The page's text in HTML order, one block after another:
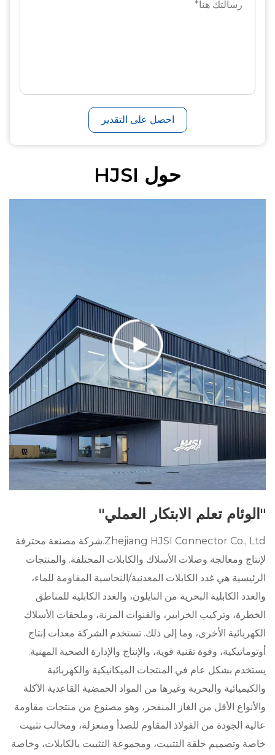
احصل على التقدير
حول HJSI
"الوئام تعلم الابتكار العملي"
Zhejiang HJSI Connector Co., Ltd.شركة مصنعة محترفة
لإنتاج ومعالجة وصلات الأسلاك والكابلات المختلفة. والمنتجات
الرئيسية هي غدد الكابلات المعدنية/النحاسية المقاومة للماء،
والغدد الكابلية البحرية من النايلون، والغدد الكابلية للمناطق
الخطرة، وتركيب الخرابير، والقنوات المرنة، وملحقات الأسلاك
الكهربائية الأخرى، وما إلى ذلك. تستخدم الشركة معدات إنتاج
أوتوماتيكية، وقوة تقنية قوية، والإنتاج والإدارة الصحية المهنية.
يستخدم بشكل عام في المنتجات الميكانيكية والكهربائية
والكيميائية والبحرية وغيرها من المواد الحمضية القاعدية الآكلة
والأنواع الأقل من الغاز المنفجر، وهو مصنوع من منتجات مقاومة
عالية الجودة من الفولاذ المقاوم للصدأ ومنعزلة، ومخالب تثبيت
خاصة وتصميم حلقة التثبيت، ومجموعة التثبيت بالكابلات، وخاصة